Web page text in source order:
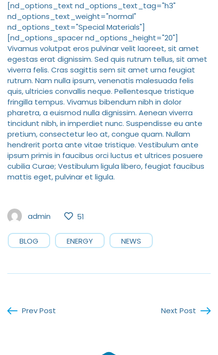
[nd_options_text nd_options_text_tag="h3"
nd_options_text_weight="normal"
nd_options_text="Special Materials"]
[nd_options_spacer nd_options_height="20"]
Vivamus volutpat eros pulvinar velit laoreet, sit amet
egestas erat dignissim. Sed quis rutrum tellus, sit amet
viverra felis. Cras sagittis sem sit amet urna feugiat
rutrum. Nam nulla ipsum, venenatis malesuada felis
quis, ultricies convallis neque. Pellentesque tristique
fringilla tempus. Vivamus bibendum nibh in dolor
pharetra, a euismod nulla dignissim. Aenean viverra
tincidunt nibh, in imperdiet nunc. Suspendisse eu ante
pretium, consectetur leo at, congue quam. Nullam
hendrerit porta ante vitae tristique. Vestibulum ante
ipsum primis in faucibus orci luctus et ultrices posuere
cubilia Curae; Vestibulum ligula libero, feugiat faucibus
mattis eget, pulvinar et ligula.
admin 51
BLOG ENERGY NEWS
Prev Post Next Post